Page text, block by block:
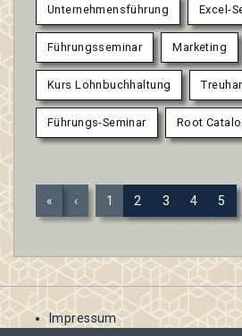
Unternehmensführung Excel-
Führungsseminar Marketing
Kurs Lohnbuchhaltung
Führungs-Seminar Root
« ‹ 1 2 3 4 5
Impressum